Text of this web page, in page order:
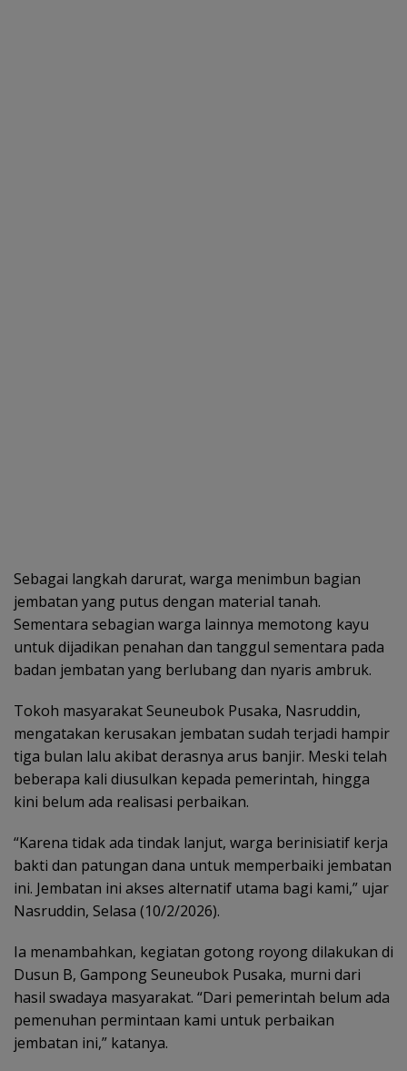
Sebagai langkah darurat, warga menimbun bagian
jembatan yang putus dengan material tanah.
Sementara sebagian warga lainnya memotong kayu
untuk dijadikan penahan dan tanggul sementara pada
badan jembatan yang berlubang dan nyaris ambruk.
Tokoh masyarakat Seuneubok Pusaka, Nasruddin,
mengatakan kerusakan jembatan sudah terjadi hampir
tiga bulan lalu akibat derasnya arus banjir. Meski telah
beberapa kali diusulkan kepada pemerintah, hingga
kini belum ada realisasi perbaikan.
“Karena tidak ada tindak lanjut, warga berinisiatif kerja
bakti dan patungan dana untuk memperbaiki jembatan
ini. Jembatan ini akses alternatif utama bagi kami,” ujar
Nasruddin, Selasa (10/2/2026).
Ia menambahkan, kegiatan gotong royong dilakukan di
Dusun B, Gampong Seuneubok Pusaka, murni dari
hasil swadaya masyarakat. “Dari pemerintah belum ada
pemenuhan permintaan kami untuk perbaikan
jembatan ini,” katanya.